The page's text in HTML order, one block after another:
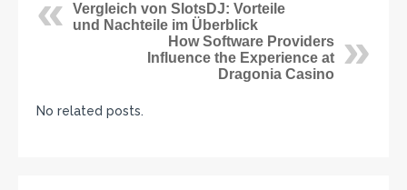
Vergleich von SlotsDJ: Vorteile
und Nachteile im Überblick
How Software Providers
Influence the Experience at
Dragonia Casino
No related posts.